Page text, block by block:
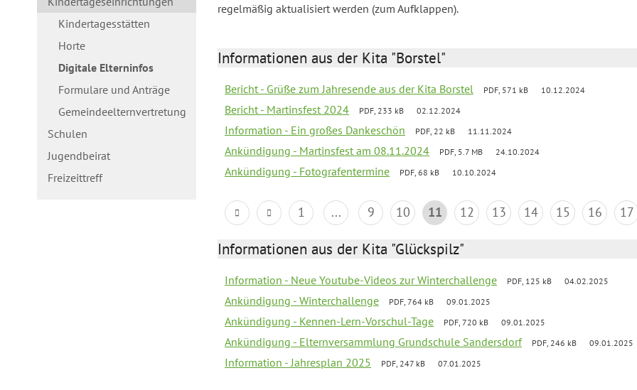
Kindertagesstätten
Horte
Digitale Elterninfos
Formulare und Anträge
Gemeindeelternvertretung
Schulen
Jugendbeirat
Freizeittreff
regelmäßig aktualisiert werden (zum Aufklappen).
Informationen aus der Kita "Borstel"
Bericht - Grüße zum Jahresende aus der Kita Borstel PDF, 571 kB 10.12.2024
Bericht - Martinsfest 2024 PDF, 233 kB 02.12.2024
Information - Ein großes Dankeschön PDF, 22 kB 11.11.2024
Ankündigung - Martinsfest am 08.11.2024 PDF, 5.7 MB 24.10.2024
Ankündigung - Fotografentermine PDF, 68 kB 10.10.2024
1 ... 9 10 11 12 13 14 15 16 17
Informationen aus der Kita "Glückspilz"
Information - Neue Youtube-Videos zur Winterchallenge PDF, 125 kB 04.02.2025
Ankündigung - Winterchallenge PDF, 764 kB 09.01.2025
Ankündigung - Kennen-Lern-Vorschul-Tage PDF, 720 kB 09.01.2025
Ankündigung - Elternversammlung Grundschule Sandersdorf PDF, 246 kB 09.01.2025
Information - Jahresplan 2025 PDF, 247 kB 07.01.2025